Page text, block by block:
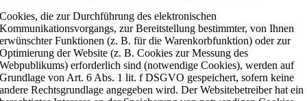
Cookies, die zur Durchführung des elektronischen
Kommunikationsvorgangs, zur Bereitstellung bestimmter, von Ihnen
erwünschter Funktionen (z. B. für die Warenkorbfunktion) oder zur
Optimierung der Website (z. B. Cookies zur Messung des
Webpublikums) erforderlich sind (notwendige Cookies), werden auf
Grundlage von Art. 6 Abs. 1 lit. f DSGVO gespeichert, sofern keine
andere Rechtsgrundlage angegeben wird. Der Websitebetreiber hat ein